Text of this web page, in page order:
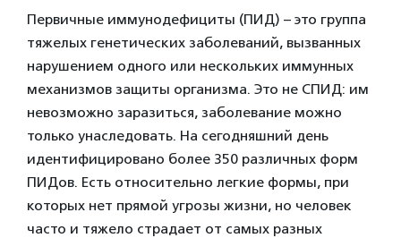
Первичные иммунодефициты (ПИД) – это группа
тяжелых генетических заболеваний, вызванных
нарушением одного или нескольких иммунных
механизмов защиты организма. Это не СПИД: им
невозможно заразиться, заболевание можно
только унаследовать. На сегодняшний день
идентифицировано более 350 различных форм
ПИДов. Есть относительно легкие формы, при
которых нет прямой угрозы жизни, но человек
часто и тяжело страдает от самых разных